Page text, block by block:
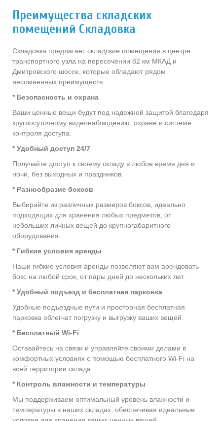
Преимущества складских
помещений Складовка
Складовка предлагает складские помещения в центре
транспортного узла на пересечении 82 км МКАД и
Дмитровского шоссе, которые обладают рядом
несомненных преимуществ:
* Безопасность и охрана
Ваши ценные вещи будут под надежной защитой благодаря
круглосуточному видеонаблюдению, охране и системе
контроля доступа.
* Удобный доступ 24/7
Получайте доступ к своему складу в любое время дня и
ночи, без выходных и праздников.
* Разнообразие боксов
Выбирайте из различных размеров боксов, идеально
подходящих для хранения любых предметов, от
небольших личных вещей до крупногабаритного
оборудования.
* Гибкие условия аренды
Наши гибкие условия аренды позволяют вам арендовать
бокс на любой срок, от пары дней до нескольких лет.
* Удобный подъезд и бесплатная парковка
Удобные подъездные пути и просторная бесплатная
парковка облегчат погрузку и выгрузку ваших вещей.
* Бесплатный Wi-Fi
Оставайтесь на связи и управляйте своими делами в
комфортных условиях с помощью бесплатного Wi-Fi на
всей территории склада.
* Контроль влажности и температуры
Мы поддерживаем оптимальный уровень влажности и
температуры в наших складах, обеспечивая идеальные